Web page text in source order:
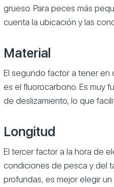
grueso. Para peces más
cuenta la ubicación y las
Material
El segundo factor a tener en
es el fluorocarbono. Es muy
de deslizamiento, lo que
Longitud
El tercer factor a la hora de
condiciones de pesca y del
profundas, es mejor elegir